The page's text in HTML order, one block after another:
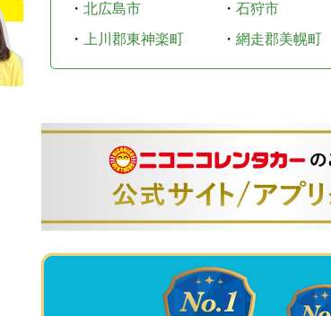
・ 北広島市 ・ 石狩市
・
上川郡東神楽町 ・ 網走郡美幌町